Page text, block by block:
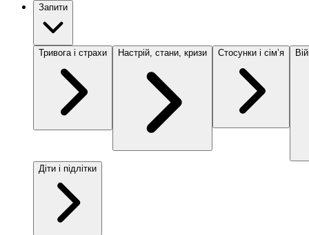
Запити
Тривога і страхи Настрій, стани, кризи Стосунки і сімʼя
Діти і підлітки